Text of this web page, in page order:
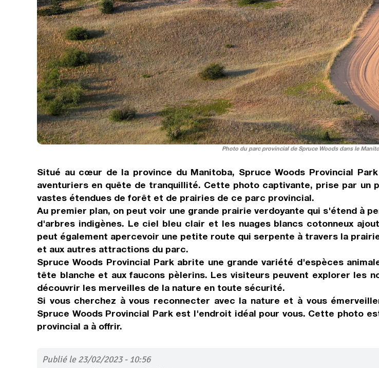
Photo du parc provincial de Spruce Woods dans le
Situé au cœur de la province du Manitoba, Spruce Woods Provincial
aventuriers en quête de tranquillité. Cette photo captivante, prise par un
vastes étendues de forêt et de prairies de ce parc provincial.
Au premier plan, on peut voir une grande prairie verdoyante qui s'étend à
d'arbres indigènes. Le ciel bleu clair et les nuages blancs cotonneux
peut également apercevoir une petite route qui serpente à travers la
et aux autres attractions du parc.
Spruce Woods Provincial Park abrite une grande variété d'espèces
tête blanche et aux faucons pèlerins. Les visiteurs peuvent explorer les
découvrir les merveilles de la nature en toute sécurité.
Si vous cherchez à vous reconnecter avec la nature et à vous
Spruce Woods Provincial Park est l'endroit idéal pour vous. Cette photo
provincial a à offrir.
Publié le 23/02/2023 - 10:56